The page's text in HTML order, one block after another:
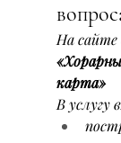
На сайте
карта»
В услугу